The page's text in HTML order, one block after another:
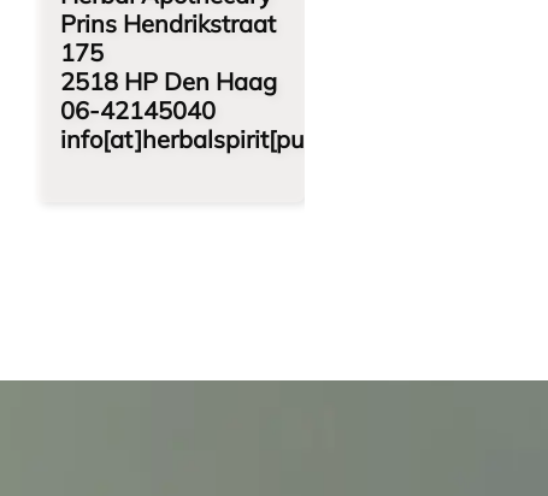
Prins Hendrikstraat
175
2518 HP Den Haag
06-42145040
info[at]herbalspirit[punt]nl